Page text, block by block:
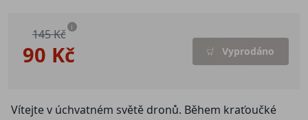
90 Kč
145 Kč i
Vyprodáno
Vítejte v úchvatném světě dronů. Během kraťoučké